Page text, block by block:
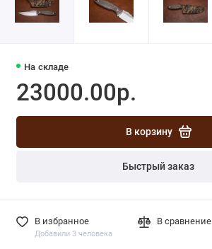
На складе
23000.00р.
В корзину
Быстрый заказ
В избранное
Добавили 3 человека
В сравнение